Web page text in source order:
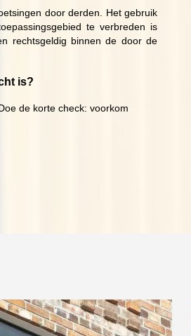
door derden. Het gebruik
te verbreden is
rechtsgeldig binnen de door de
is?
de korte check: voorkom